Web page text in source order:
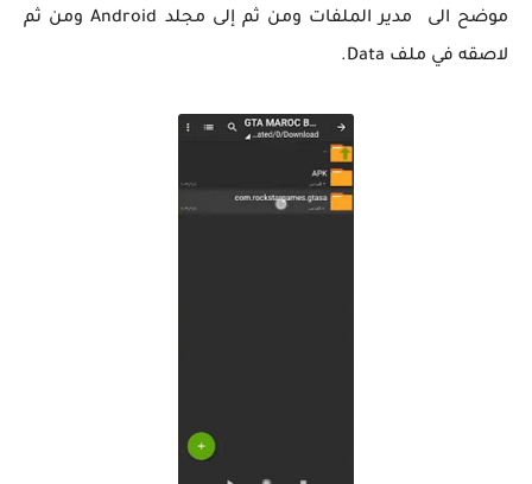
موضح الى مدير الملفات ومن ثم إلى مجلد Android ومن ثم
لاصقه في ملف Data.